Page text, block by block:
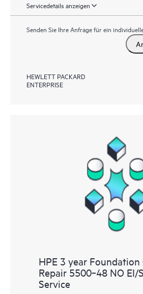
Servicedetails anzeigen
Senden Sie Ihre Anfrage für ein
HEWLETT PACKARD
ENTERPRISE
HPE 3 year Foundation
Repair 5500‑48 NO
Service